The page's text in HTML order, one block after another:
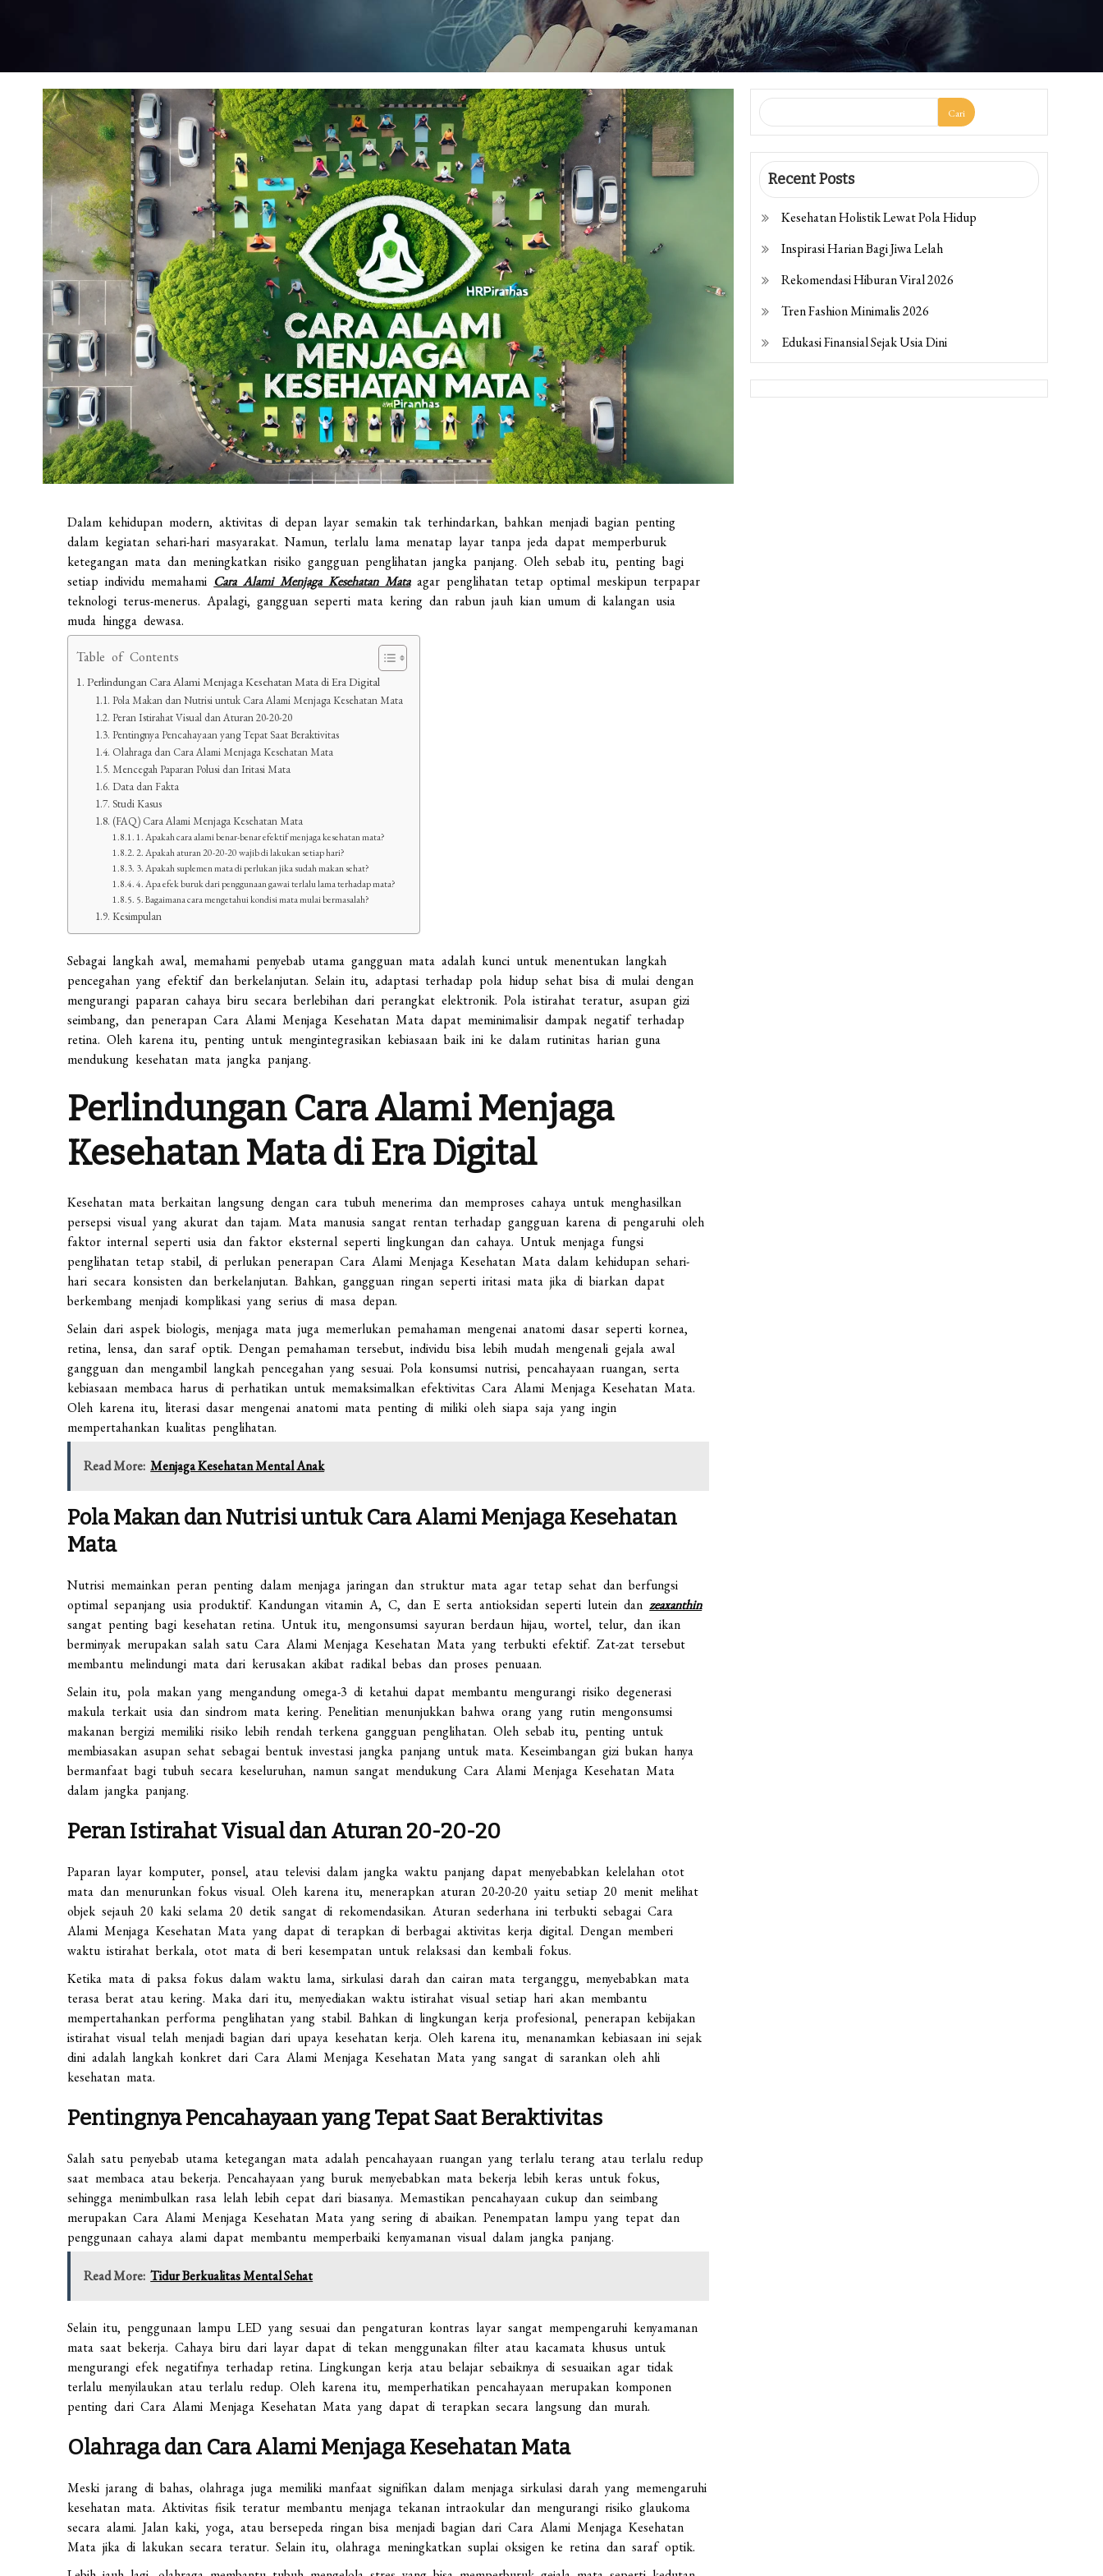
Dalam kehidupan modern, aktivitas di depan layar semakin tak terhindarkan, bahkan menjadi bagian penting
dalam kegiatan sehari-hari masyarakat. Namun, terlalu lama menatap layar tanpa jeda dapat memperburuk
ketegangan mata dan meningkatkan risiko gangguan penglihatan jangka panjang. Oleh sebab itu, penting bagi
setiap individu memahami Cara Alami Menjaga Kesehatan Mataagar penglihatan tetap optimal meskipun terpapar
teknologi terus-menerus. Apalagi, gangguan seperti mata kering dan rabun jauh kian umum di kalangan usia
muda hingga dewasa.
Table of Contents
Perlindungan Cara Alami Menjaga Kesehatan Mata di Era Digital
Pola Makan dan Nutrisi untuk Cara Alami Menjaga Kesehatan Mata
Peran Istirahat Visual dan Aturan 20-20-20
Pentingnya Pencahayaan yang Tepat Saat Beraktivitas
Olahraga dan Cara Alami Menjaga Kesehatan Mata
Mencegah Paparan Polusi dan Iritasi Mata
Data dan Fakta
Studi Kasus
(FAQ) Cara Alami Menjaga Kesehatan Mata
1. Apakah cara alami benar-benar efektif menjaga kesehatan mata?
2. Apakah aturan 20-20-20 wajib di lakukan setiap hari?
3. Apakah suplemen mata di perlukan jika sudah makan sehat?
4. Apa efek buruk dari penggunaan gawai terlalu lama terhadap mata?
5. Bagaimana cara mengetahui kondisi mata mulai bermasalah?
Kesimpulan
Sebagai langkah awal, memahami penyebab utama gangguan mata adalah kunci untuk menentukan langkah
pencegahan yang efektif dan berkelanjutan. Selain itu, adaptasi terhadap pola hidup sehat bisa di mulai dengan
mengurangi paparan cahaya biru secara berlebihan dari perangkat elektronik. Pola istirahat teratur, asupan gizi
seimbang, dan penerapan Cara Alami Menjaga Kesehatan Mata dapat meminimalisir dampak negatif terhadap
retina. Oleh karena itu, penting untuk mengintegrasikan kebiasaan baik ini ke dalam rutinitas harian guna
mendukung kesehatan mata jangka panjang.
Perlindungan Cara Alami Menjaga
Kesehatan Mata di Era Digital
Kesehatan mata berkaitan langsung dengan cara tubuh menerima dan memproses cahaya untuk menghasilkan
persepsi visual yang akurat dan tajam. Mata manusia sangat rentan terhadap gangguan karena di pengaruhi oleh
faktor internal seperti usia dan faktor eksternal seperti lingkungan dan cahaya. Untuk menjaga fungsi
penglihatan tetap stabil, di perlukan penerapan Cara Alami Menjaga Kesehatan Mata dalam kehidupan sehari-
hari secara konsisten dan berkelanjutan. Bahkan, gangguan ringan seperti iritasi mata jika di biarkan dapat
berkembang menjadi komplikasi yang serius di masa depan.
Selain dari aspek biologis, menjaga mata juga memerlukan pemahaman mengenai anatomi dasar seperti kornea,
retina, lensa, dan saraf optik. Dengan pemahaman tersebut, individu bisa lebih mudah mengenali gejala awal
gangguan dan mengambil langkah pencegahan yang sesuai. Pola konsumsi nutrisi, pencahayaan ruangan, serta
kebiasaan membaca harus di perhatikan untuk memaksimalkan efektivitas Cara Alami Menjaga Kesehatan Mata.
Oleh karena itu, literasi dasar mengenai anatomi mata penting di miliki oleh siapa saja yang ingin
mempertahankan kualitas penglihatan.
Read More: Menjaga Kesehatan Mental Anak
Pola Makan dan Nutrisi untuk Cara Alami Menjaga Kesehatan
Mata
Nutrisi memainkan peran penting dalam menjaga jaringan dan struktur mata agar tetap sehat dan berfungsi
optimal sepanjang usia produktif. Kandungan vitamin A, C, dan E serta antioksidan seperti lutein danzeaxanthin
sangat penting bagi kesehatan retina. Untuk itu, mengonsumsi sayuran berdaun hijau, wortel, telur, dan ikan
berminyak merupakan salah satu Cara Alami Menjaga Kesehatan Mata yang terbukti efektif. Zat-zat tersebut
membantu melindungi mata dari kerusakan akibat radikal bebas dan proses penuaan.
Selain itu, pola makan yang mengandung omega-3 di ketahui dapat membantu mengurangi risiko degenerasi
makula terkait usia dan sindrom mata kering. Penelitian menunjukkan bahwa orang yang rutin mengonsumsi
makanan bergizi memiliki risiko lebih rendah terkena gangguan penglihatan. Oleh sebab itu, penting untuk
membiasakan asupan sehat sebagai bentuk investasi jangka panjang untuk mata. Keseimbangan gizi bukan hanya
bermanfaat bagi tubuh secara keseluruhan, namun sangat mendukung Cara Alami Menjaga Kesehatan Mata
dalam jangka panjang.
Peran Istirahat Visual dan Aturan 20-20-20
Paparan layar komputer, ponsel, atau televisi dalam jangka waktu panjang dapat menyebabkan kelelahan otot
mata dan menurunkan fokus visual. Oleh karena itu, menerapkan aturan 20-20-20 yaitu setiap 20 menit melihat
objek sejauh 20 kaki selama 20 detik sangat di rekomendasikan. Aturan sederhana ini terbukti sebagai Cara
Alami Menjaga Kesehatan Mata yang dapat di terapkan di berbagai aktivitas kerja digital. Dengan memberi
waktu istirahat berkala, otot mata di beri kesempatan untuk relaksasi dan kembali fokus.
Ketika mata di paksa fokus dalam waktu lama, sirkulasi darah dan cairan mata terganggu, menyebabkan mata
terasa berat atau kering. Maka dari itu, menyediakan waktu istirahat visual setiap hari akan membantu
mempertahankan performa penglihatan yang stabil. Bahkan di lingkungan kerja profesional, penerapan kebijakan
istirahat visual telah menjadi bagian dari upaya kesehatan kerja. Oleh karena itu, menanamkan kebiasaan ini sejak
dini adalah langkah konkret dari Cara Alami Menjaga Kesehatan Mata yang sangat di sarankan oleh ahli
kesehatan mata.
Pentingnya Pencahayaan yang Tepat Saat Beraktivitas
Salah satu penyebab utama ketegangan mata adalah pencahayaan ruangan yang terlalu terang atau terlalu redup
saat membaca atau bekerja. Pencahayaan yang buruk menyebabkan mata bekerja lebih keras untuk fokus,
sehingga menimbulkan rasa lelah lebih cepat dari biasanya. Memastikan pencahayaan cukup dan seimbang
merupakan Cara Alami Menjaga Kesehatan Mata yang sering di abaikan. Penempatan lampu yang tepat dan
penggunaan cahaya alami dapat membantu memperbaiki kenyamanan visual dalam jangka panjang.
Read More: Tidur Berkualitas Mental Sehat
Selain itu, penggunaan lampu LED yang sesuai dan pengaturan kontras layar sangat mempengaruhi kenyamanan
mata saat bekerja. Cahaya biru dari layar dapat di tekan menggunakan filter atau kacamata khusus untuk
mengurangi efek negatifnya terhadap retina. Lingkungan kerja atau belajar sebaiknya di sesuaikan agar tidak
terlalu menyilaukan atau terlalu redup. Oleh karena itu, memperhatikan pencahayaan merupakan komponen
penting dari Cara Alami Menjaga Kesehatan Mata yang dapat di terapkan secara langsung dan murah.
Olahraga dan Cara Alami Menjaga Kesehatan Mata
Meski jarang di bahas, olahraga juga memiliki manfaat signifikan dalam menjaga sirkulasi darah yang memengaruhi
kesehatan mata. Aktivitas fisik teratur membantu menjaga tekanan intraokular dan mengurangi risiko glaukoma
secara alami. Jalan kaki, yoga, atau bersepeda ringan bisa menjadi bagian dari Cara Alami Menjaga Kesehatan
Mata jika di lakukan secara teratur. Selain itu, olahraga meningkatkan suplai oksigen ke retina dan saraf optik.
Cari
Recent Posts
Kesehatan Holistik Lewat Pola Hidup
Inspirasi Harian Bagi Jiwa Lelah
Rekomendasi Hiburan Viral 2026
Tren Fashion Minimalis 2026
Edukasi Finansial Sejak Usia Dini